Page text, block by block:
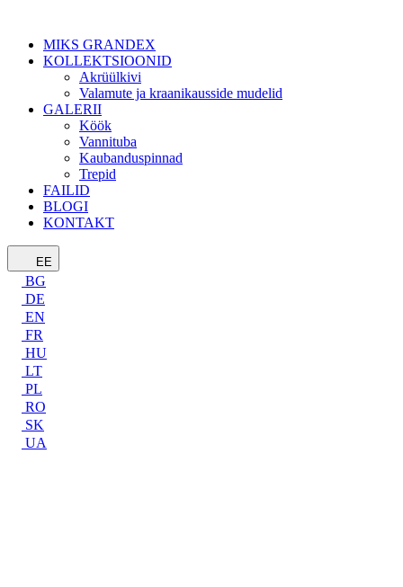
MIKS GRANDEX
KOLLEKTSIOONID
Akrüülkivi
Valamute ja kraanikausside mudelid
GALERII
Köök
Vannituba
Kaubanduspinnad
Trepid
FAILID
BLOGI
KONTAKT
EE
BG
DE
EN
FR
HU
LT
PL
RO
SK
UA